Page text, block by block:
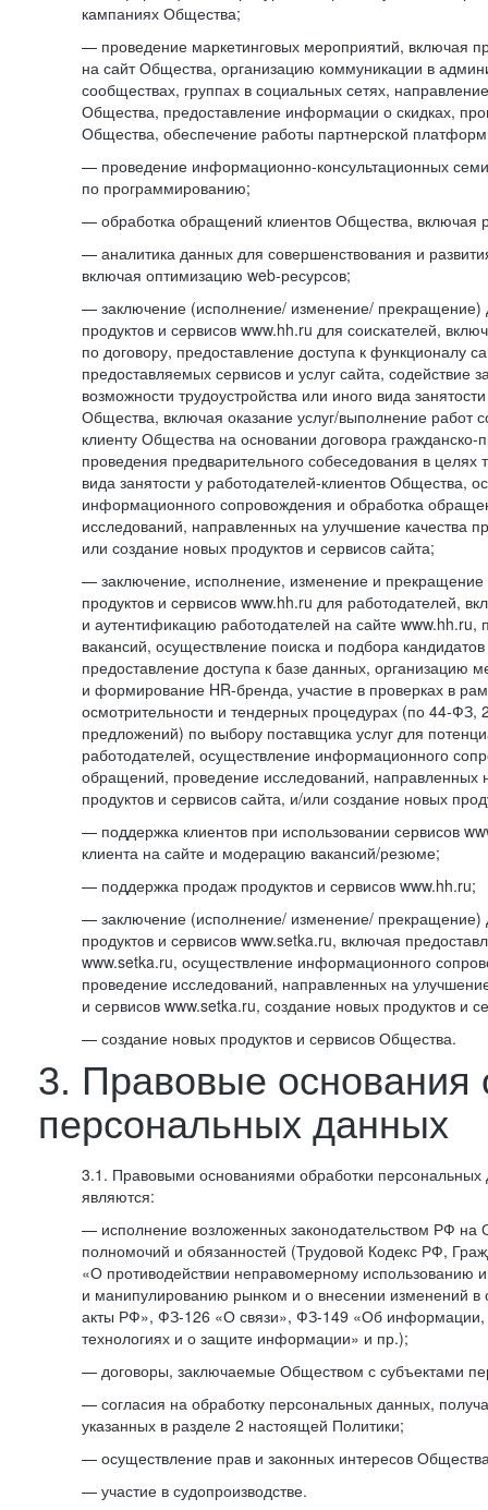
кампаниях Общества;
— проведение маркетинговых мероприятий, включая
на сайт Общества, организацию коммуникации в
сообществах, группах в социальных сетях,
Общества, предоставление информации о скидках,
Общества, обеспечение работы партнерской
— проведение информационно-консультационных
по программированию;
— обработка обращений клиентов Общества, включая
— аналитика данных для совершенствования и
включая оптимизацию web-ресурсов;
— заключение (исполнение/ изменение/ прекращение)
продуктов и сервисов www.hh.ru для соискателей,
по договору, предоставление доступа к функционалу
предоставляемых сервисов и услуг сайта, содействие
возможности трудоустройства или иного вида
Общества, включая оказание услуг/выполнение работ
клиенту Общества на основании договора гражданско-
проведения предварительного собеседования в целях
вида занятости у работодателей-клиентов Общества,
информационного сопровождения и обработка
исследований, направленных на улучшение качества
или создание новых продуктов и сервисов сайта;
— заключение, исполнение, изменение и прекращение
продуктов и сервисов www.hh.ru для работодателей,
и аутентификацию работодателей на сайте www.hh.ru,
вакансий, осуществление поиска и подбора
предоставление доступа к базе данных, организацию
и формирование HR-бренда, участие в проверках в
осмотрительности и тендерных процедурах (по 44-ФЗ,
предложений) по выбору поставщика услуг для
работодателей, осуществление информационного
обращений, проведение исследований, направленных
продуктов и сервисов сайта, и/или создание новых
— поддержка клиентов при использовании сервисов
клиента на сайте и модерацию вакансий/резюме;
— поддержка продаж продуктов и сервисов www.hh.ru;
— заключение (исполнение/ изменение/ прекращение)
продуктов и сервисов www.setka.ru, включая
www.setka.ru, осуществление информационного
проведение исследований, направленных на
и сервисов www.setka.ru, создание новых продуктов и
— создание новых продуктов и сервисов Общества.
3. Правовые основания
персональных данных
3.1. Правовыми основаниями обработки
являются:
— исполнение возложенных законодательством РФ на
полномочий и обязанностей (Трудовой Кодекс РФ,
«О противодействии неправомерному использованию
и манипулированию рынком и о внесении изменений в
акты РФ», ФЗ-126 «О связи», ФЗ-149 «Об
технологиях и о защите информации» и пр.);
— договоры, заключаемые Обществом с субъектами
— согласия на обработку персональных данных,
указанных в разделе 2 настоящей Политики;
— осуществление прав и законных интересов
— участие в судопроизводстве.